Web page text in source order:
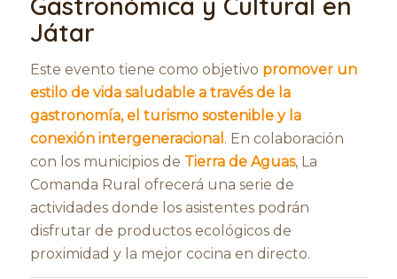
Játar
Este evento tiene como objetivo promover un
estilo de vida saludable a través de la
gastronomía, el turismo sostenible y la
conexión intergeneracional . En colaboración
con los municipios de Tierra de Aguas, La
Comanda Rural ofrecerá una serie de
actividades donde los asistentes podrán
disfrutar de productos ecológicos de
proximidad y la mejor cocina en directo.